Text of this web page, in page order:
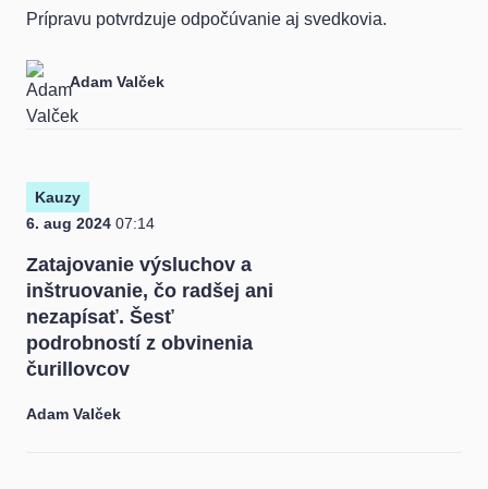
Prípravu potvrdzuje odpočúvanie aj svedkovia.
Adam Valček
Kauzy
6. aug 2024 07:14
Zatajovanie výsluchov a
inštruovanie, čo radšej ani
nezapísať. Šesť
podrobností z obvinenia
čurillovcov
Adam Valček